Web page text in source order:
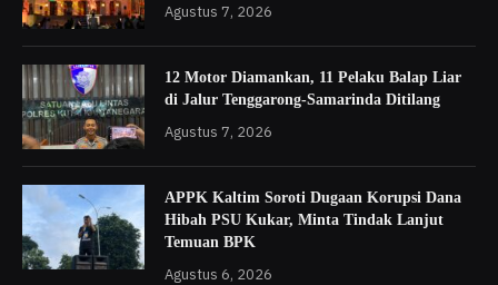
Agustus 7, 2026
12 Motor Diamankan, 11 Pelaku Balap Liar
di Jalur Tenggarong-Samarinda Ditilang
Agustus 7, 2026
APPK Kaltim Soroti Dugaan Korupsi Dana
Hibah PSU Kukar, Minta Tindak Lanjut
Temuan BPK
Agustus 6, 2026